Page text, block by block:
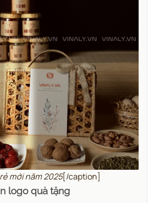
mới năm 2025[/caption]
logo quà tặng